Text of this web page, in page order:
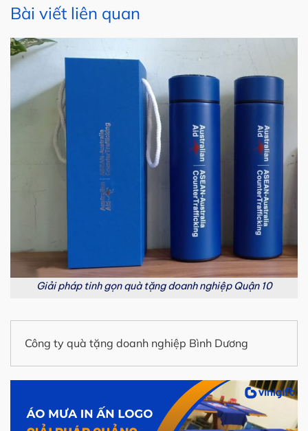
Bài viết liên quan
Giải pháp tinh gọn quà tặng doanh nghiệp Quận 10
Công ty quà tặng doanh nghiệp Bình Dương